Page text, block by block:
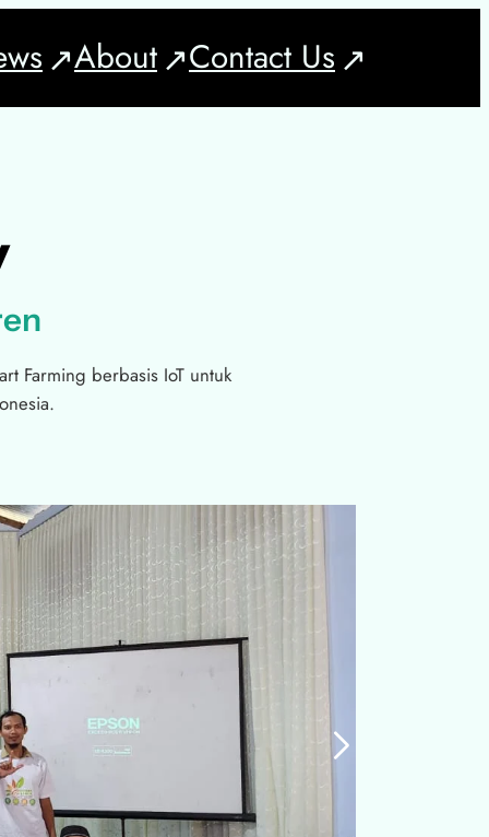
About Contact Us
Farming berbasis IoT untuk